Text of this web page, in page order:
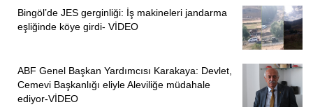
Bingöl’de JES gerginliği: İş makineleri jandarma
eşliğinde köye girdi- VİDEO
ABF Genel Başkan Yardımcısı Karakaya: Devlet,
Cemevi Başkanlığı eliyle Aleviliğe müdahale
ediyor-VİDEO